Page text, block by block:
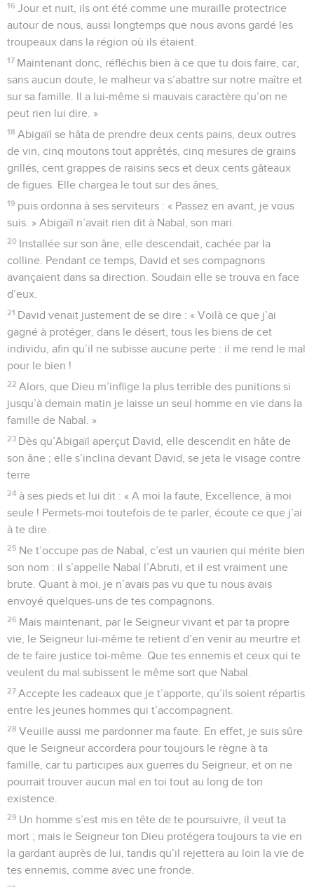
16 Jour et nuit, ils ont été comme une muraille protectrice
autour de nous, aussi longtemps que nous avons gardé les
troupeaux dans la région où ils étaient.
17 Maintenant donc, réfléchis bien à ce que tu dois faire, car,
sans aucun doute, le malheur va s’abattre sur notre maître et
sur sa famille. Il a lui-même si mauvais caractère qu’on ne
peut rien lui dire. »
18 Abigaïl se hâta de prendre deux cents pains, deux outres
de vin, cinq moutons tout apprêtés, cinq mesures de grains
grillés, cent grappes de raisins secs et deux cents gâteaux
de figues. Elle chargea le tout sur des ânes,
19 puis ordonna à ses serviteurs : « Passez en avant, je vous
suis. » Abigaïl n’avait rien dit à Nabal, son mari.
20 Installée sur son âne, elle descendait, cachée par la
colline. Pendant ce temps, David et ses compagnons
avançaient dans sa direction. Soudain elle se trouva en face
d’eux.
21 David venait justement de se dire : « Voilà ce que j’ai
gagné à protéger, dans le désert, tous les biens de cet
individu, afin qu’il ne subisse aucune perte : il me rend le mal
pour le bien !
22 Alors, que Dieu m’inflige la plus terrible des punitions si
jusqu’à demain matin je laisse un seul homme en vie dans la
famille de Nabal. »
23 Dès qu’Abigaïl aperçut David, elle descendit en hâte de
son âne ; elle s’inclina devant David, se jeta le visage contre
terre
24 à ses pieds et lui dit : « A moi la faute, Excellence, à moi
seule ! Permets-moi toutefois de te parler, écoute ce que j’ai
à te dire.
25 Ne t’occupe pas de Nabal, c’est un vaurien qui mérite bien
son nom : il s’appelle Nabal l’Abruti, et il est vraiment une
brute. Quant à moi, je n’avais pas vu que tu nous avais
envoyé quelques-uns de tes compagnons.
26 Mais maintenant, par le Seigneur vivant et par ta propre
vie, le Seigneur lui-même te retient d’en venir au meurtre et
de te faire justice toi-même. Que tes ennemis et ceux qui te
veulent du mal subissent le même sort que Nabal.
27 Accepte les cadeaux que je t’apporte, qu’ils soient répartis
entre les jeunes hommes qui t’accompagnent.
28 Veuille aussi me pardonner ma faute. En effet, je suis sûre
que le Seigneur accordera pour toujours le règne à ta
famille, car tu participes aux guerres du Seigneur, et on ne
pourrait trouver aucun mal en toi tout au long de ton
existence.
29 Un homme s’est mis en tête de te poursuivre, il veut ta
mort ; mais le Seigneur ton Dieu protégera toujours ta vie en
la gardant auprès de lui, tandis qu’il rejettera au loin la vie de
tes ennemis, comme avec une fronde.